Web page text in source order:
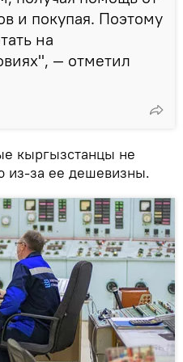
и покупая. Поэтому
на
— отметил
кыргызстанцы не
из-за ее дешевизны.